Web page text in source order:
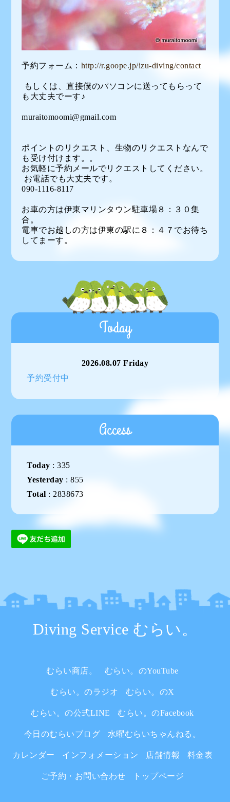
予約フォーム： http://r.goope.jp/izu-diving/contact
もしくは、直接僕のパソコンに送ってもらって
も大丈夫でーす♪
muraitomoomi@gmail.com
ポイントのリクエスト、生物のリクエストなんで
も受け付けます。。
お気軽に予約メールでリクエストしてください。
お電話でも大丈夫です。
090-1116-8117
お車の方は伊東マリンタウン駐車場８：３０集
合。
電車でお越しの方は伊東の駅に８：４７でお待ち
してまーす。
Today
2026.08.07 Friday
予約受付中
Access
Today :335
Yesterday :855
Total : 2838673
Diving Service むらい。
むらい商店。 むらい。のYouTube
むらい。のラジオ むらい。のX
むらい。の公式LINE むらい。のFacebook
今日のむらいブログ 水曜むらいちゃんねる。
カレンダー インフォメーション 店舗情報 料金表
ご予約・お問い合わせ トップページ